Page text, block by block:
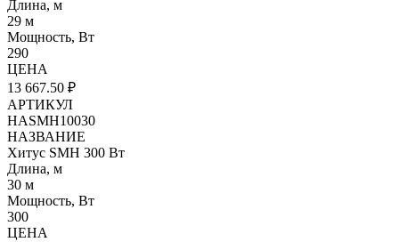
Длина, м
29 м
Мощность, Вт
290
ЦЕНА
13 667.50 ₽
АРТИКУЛ
HASMH10030
НАЗВАНИЕ
Хитус SMH 300 Вт
Длина, м
30 м
Мощность, Вт
300
ЦЕНА